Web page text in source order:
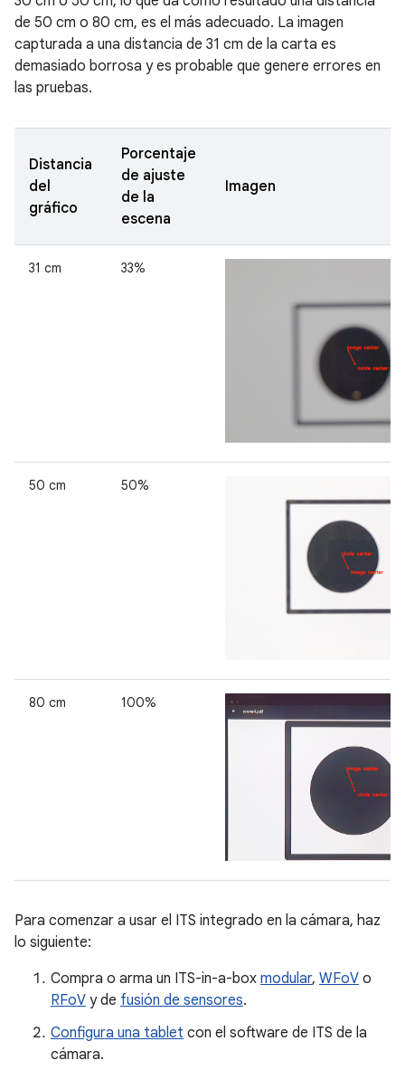
de 50 cm o 80 cm, es el más adecuado. La imagen
capturada a una distancia de 31 cm de la carta es
demasiado borrosa y es probable que genere errores en
las pruebas.
Distancia
del
gráfico
Porcentaje
de ajuste
de la
escena
Imagen
31 cm 33%
50 cm 50%
80 cm 100%
Para comenzar a usar el ITS integrado en la cámara, haz
lo siguiente:
Compra o arma un ITS-in-a-box modular, WFoV o
RFoV y de fusión de sensores.
Configura una tablet con el software de ITS de la
cámara.